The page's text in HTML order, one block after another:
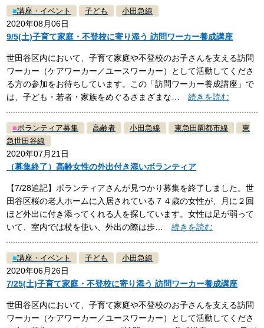
■講座・イベント 子ども 小田急線
2020年08月06日
9/5(土)子育て家庭・不登校に寄り添う 訪問ワーカー養成講座
世田谷区内において、子育て家庭や不登校のお子さんを支える訪問
ワーカー（ケアワーカー／ユースワーカー）として活動してくださ
る方の参加をお待ちしています。この「訪問ワーカー養成講座」で
は、子ども・若者・家族をめぐるさまざまな…続きを読む
■ボランティア募集 高齢者 小田急線 東急田園都市線
東
急世田谷線
2020年07月21日
（募集終了）高齢女性の外出付き添いボランティア
【7/28追記】ボランティアさんが見つかり募集を終了しました。世
田谷区桜の老人ホームに入居されている７４歳の女性が、月に２回
ほど外出に付き添ってくれる人を探しています。女性は足が弱って
いて、室内では杖を使い、外出の際は歩…続きを読む
■講座・イベント 子ども 小田急線
2020年06月26日
7/25(土)子育て家庭・不登校に寄り添う 訪問ワーカー養成講座
世田谷区内において、子育て家庭や不登校のお子さんを支える訪問
ワーカー（ケアワーカー／ユースワーカー）として活動してくださ